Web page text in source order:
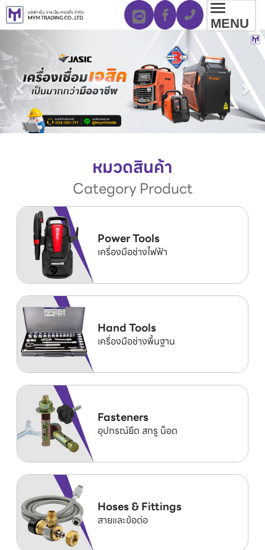
MENU
หมวดสินค้า
Category Product
Power Tools
เครื่องมือช่างไฟฟ้า
Hand Tools
เครื่องมือช่างพื้นฐาน
Fasteners
อุปกรณ์ยึด สกรู น็อต
Hoses & Fittings
สายและข้อต่อ